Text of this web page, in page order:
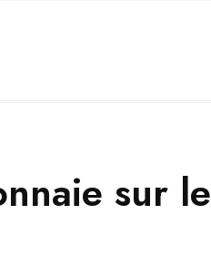
sur le